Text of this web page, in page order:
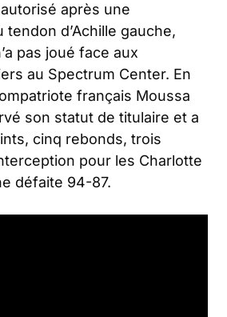
après une
d’Achille gauche,
pas joué face aux
au Spectrum Center. En
français Moussa
son statut de titulaire et a
cinq rebonds, trois
pour les Charlotte
défaite 94-87.